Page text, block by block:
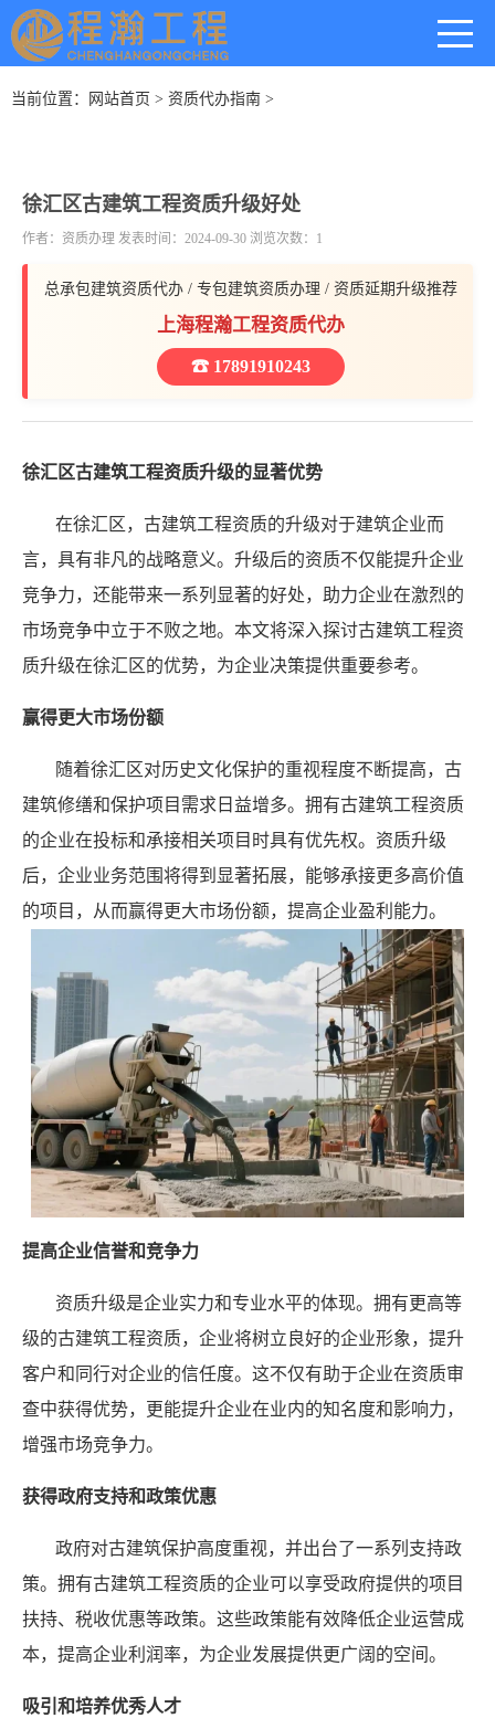
当前位置： 网站首页 > 资质代办指南 >
徐汇区古建筑工程资质升级好处
作者：资质办理 发表时间：2024-09-30 浏览次数：1
总承包建筑资质代办 / 专包建筑资质办理 / 资质延期升级推荐
上海程瀚工程资质代办
☎ 17891910243
徐汇区古建筑工程资质升级的显著优势
在徐汇区，古建筑工程资质的升级对于建筑企业而
言，具有非凡的战略意义。升级后的资质不仅能提升企业
竞争力，还能带来一系列显著的好处，助力企业在激烈的
市场竞争中立于不败之地。本文将深入探讨古建筑工程资
质升级在徐汇区的优势，为企业决策提供重要参考。
赢得更大市场份额
随着徐汇区对历史文化保护的重视程度不断提高，古
建筑修缮和保护项目需求日益增多。拥有古建筑工程资质
的企业在投标和承接相关项目时具有优先权。资质升级
后，企业业务范围将得到显著拓展，能够承接更多高价值
的项目，从而赢得更大市场份额，提高企业盈利能力。
提高企业信誉和竞争力
资质升级是企业实力和专业水平的体现。拥有更高等
级的古建筑工程资质，企业将树立良好的企业形象，提升
客户和同行对企业的信任度。这不仅有助于企业在资质审
查中获得优势，更能提升企业在业内的知名度和影响力，
增强市场竞争力。
获得政府支持和政策优惠
政府对古建筑保护高度重视，并出台了一系列支持政
策。拥有古建筑工程资质的企业可以享受政府提供的项目
扶持、税收优惠等政策。这些政策能有效降低企业运营成
本，提高企业利润率，为企业发展提供更广阔的空间。
吸引和培养优秀人才